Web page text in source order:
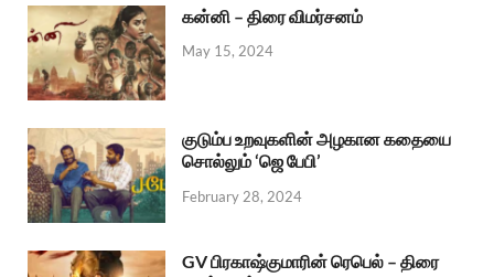
கன்னி – திரை விமர்சனம்
May 15, 2024
குடும்ப உறவுகளின் அழகான கதையை
சொல்லும் ‘ஜெ பேபி’
February 28, 2024
GV பிரகாஷ்குமாரின் ரெபெல் – திரை